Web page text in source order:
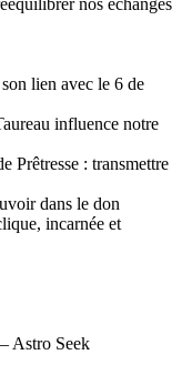
nos échanges
lien avec le 6 de
influence notre
Prêtresse : transmettre
dans le don
incarnée et
Astro Seek⁠⁠⁠⁠⁠⁠⁠⁠